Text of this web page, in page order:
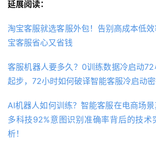
延展阅读：
淘宝客服就选客服外包！告别高成本低
宝客服省心又省钱
客服机器人要多久？0训练数据冷启动
起步，72小时如何破译智能客服冷启动密
AI机器人如何训练？智能客服在电商场
多科技92%意图识别准确率背后的技术
析！